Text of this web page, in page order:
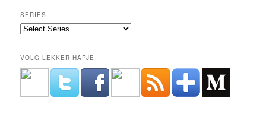
SERIES
VOLG LEKKER HAPJE